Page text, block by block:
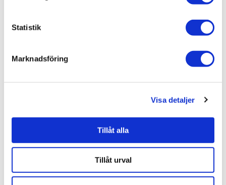
Statistik
Marknadsföring
Visa detaljer
Tillåt alla
Tillåt urval
Hem & inredning / Belysning /
Hem & inredning / Belysning / Lampskärm /Taklampa
Liknande produkter